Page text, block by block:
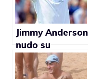
Jimmy Anderson
nudo su
Attitude per
combattere